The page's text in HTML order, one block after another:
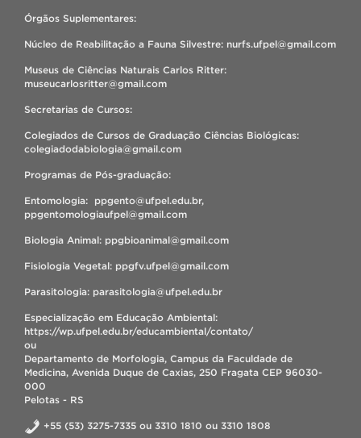
Órgãos Suplementares:
Núcleo de Reabilitação a Fauna Silvestre: nurfs.ufpel@gmail.com
Museus de Ciências Naturais Carlos Ritter:
museucarlosritter@gmail.com
Secretarias de Cursos:
Colegiados de Cursos de Graduação Ciências Biológicas:
colegiadodabiologia@gmail.com
Programas de Pós-graduação:
Entomologia: ppgento@ufpel.edu.br,
ppgentomologiaufpel@gmail.com
Biologia Animal: ppgbioanimal@gmail.com
Fisiologia Vegetal: ppgfv.ufpel@gmail.com
Parasitologia: parasitologia@ufpel.edu.br
Especialização em Educação Ambiental:
https://wp.ufpel.edu.br/educambiental/contato/
ou
Departamento de Morfologia, Campus da Faculdade de
Medicina, Avenida Duque de Caxias, 250 Fragata CEP 96030-
000
Pelotas - RS
+55 (53) 3275-7335 ou 3310 1810 ou 3310 1808